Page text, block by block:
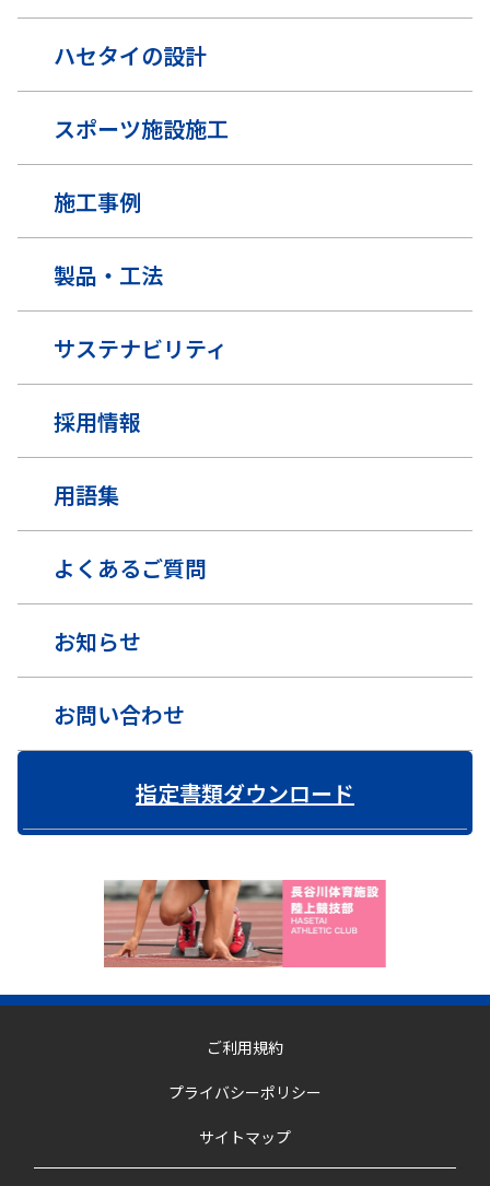
ハセタイの設計
スポーツ施設施工
施工事例
製品・工法
サステナビリティ
採用情報
用語集
よくあるご質問
お知らせ
お問い合わせ
指定書類ダウンロード
ご利用規約
プライバシーポリシー
サイトマップ